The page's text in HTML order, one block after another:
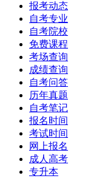
报考动态
自考专业
自考院校
免费课程
考场查询
成绩查询
自考问答
历年真题
自考笔记
报名时间
考试时间
网上报名
成人高考
专升本